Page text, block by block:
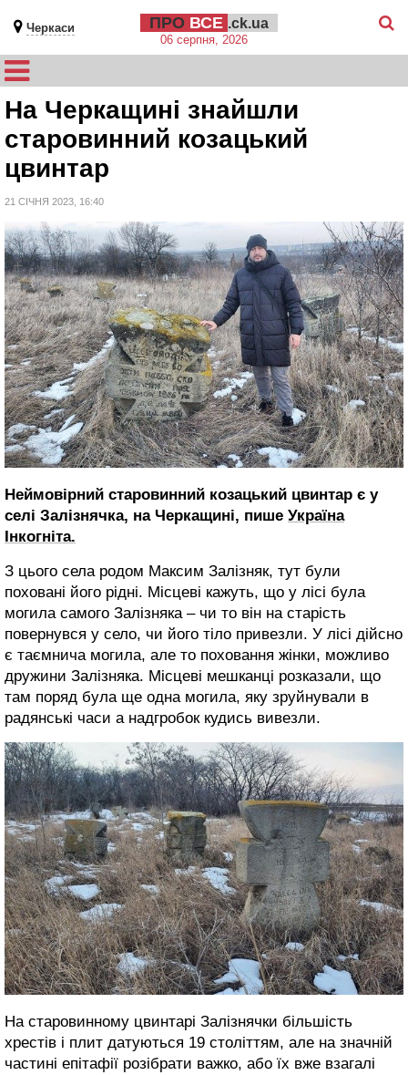
Черкаси ПРО ВСЕ .ck.ua
06 серпня, 2026
На Черкащині знайшли
старовинний козацький
цвинтар
21 СІЧНЯ 2023, 16:40
Неймовірний старовинний козацький цвинтар є у
селі Залізнячка, на Черкащині, пише Україна
Інкогніта.
З цього села родом Максим Залізняк, тут були
поховані його рідні. Місцеві кажуть, що у лісі була
могила самого Залізняка – чи то він на старість
повернувся у село, чи його тіло привезли. У лісі дійсно
є таємнича могила, але то поховання жінки, можливо
дружини Залізняка. Місцеві мешканці розказали, що
там поряд була ще одна могила, яку зруйнували в
радянські часи а надгробок кудись вивезли.
На старовинному цвинтарі Залізнячки більшість
хрестів і плит датуються 19 століттям, але на значній
частині епітафії розібрати важко, або їх вже взагалі